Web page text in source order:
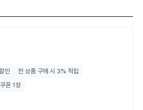
인
전 상품 구매 시 3% 적립
폰 1장